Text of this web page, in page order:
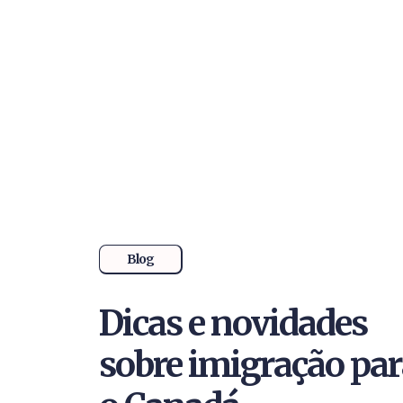
Blog
Dicas e novidades
sobre imigração